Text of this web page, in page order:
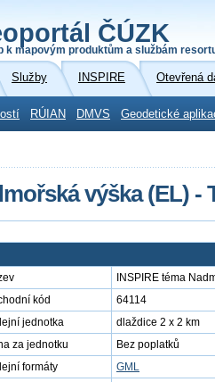
ČÚZK
k mapovým produktům a službám
Služby INSPIRE Otevřená
RÚIAN DMVS Geodetické
výška (EL) -
INSPIRE téma
kód
64114
jednotka
dlaždice 2 x 2 km
za jednotku
Bez poplatků
formáty
GML